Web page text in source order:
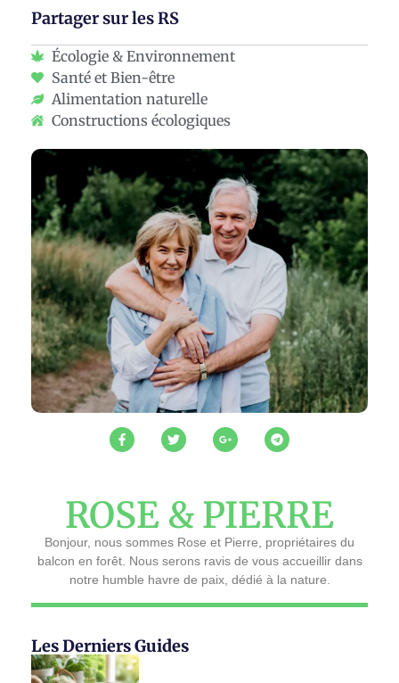
Partager sur les RS
Écologie & Environnement
Santé et Bien-être
Alimentation naturelle
Constructions écologiques
ROSE & PIERRE
Bonjour, nous sommes Rose et Pierre, propriétaires du
balcon en forêt. Nous serons ravis de vous accueillir dans
notre humble havre de paix, dédié à la nature.
Les Derniers Guides